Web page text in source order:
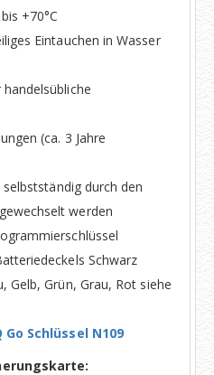
+70°C
Eintauchen in Wasser
(ca. 3 Jahre
durch den
werden
Schwarz
Gelb, Grün, Grau, Rot siehe
Go Schlüssel N109